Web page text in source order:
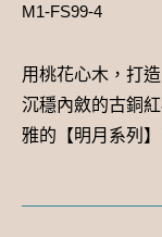
M1-FS99-4
用桃花心木，打
沉穩內斂的古銅
雅的【明月系列